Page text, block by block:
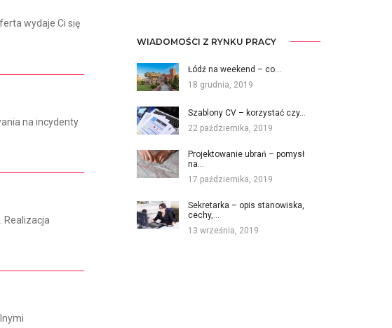
wydaje Ci się
na incydenty
Realizacja
WIADOMOŚCI Z RYNKU PRACY
Łódź na weekend – co…
18 grudnia, 2019
Szablony CV – korzystać czy…
22 października, 2019
Projektowanie ubrań – pomysł
na…
17 października, 2019
Sekretarka – opis stanowiska,
cechy,…
13 września, 2019